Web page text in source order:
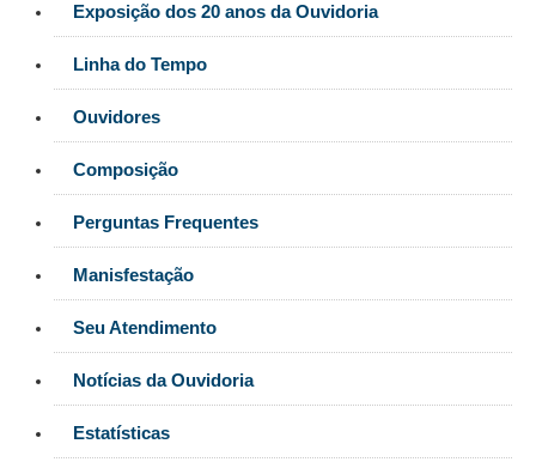
Escola Judicial
Programa Trabalho Seguro
Coordenadoria de Saúde
Serviços
Ação Trabalhista (Atermação)
Atermação On-line - Interior de Roraima
Agendamento de Reclamação Verbal
Glossário
Consulta de Pautas
Exposição dos 20 anos da Ouvidoria
Linha do Tempo
Ouvidores
Composição
Perguntas Frequentes
Manisfestação
Seu Atendimento
Notícias da Ouvidoria
Estatísticas